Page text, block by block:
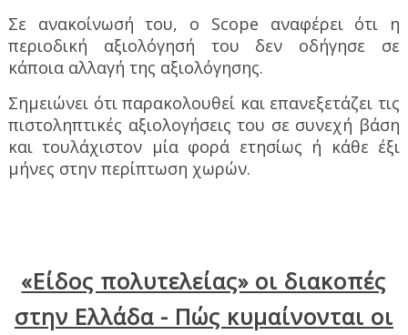
Σε ανακοίνωσή του, ο Scope αναφέρει ότι η
περιοδική αξιολόγησή του δεν οδήγησε σε
κάποια αλλαγή της αξιολόγησης.
Σημειώνει ότι παρακολουθεί και επανεξετάζει τις
πιστοληπτικές αξιολογήσεις του σε συνεχή βάση
και τουλάχιστον μία φορά ετησίως ή κάθε έξι
μήνες στην περίπτωση χωρών.
«Είδος πολυτελείας» οι διακοπές
στην Ελλάδα - Πώς κυμαίνονται οι